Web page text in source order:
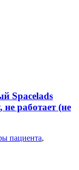
Spacelads
работает (не
пациента,